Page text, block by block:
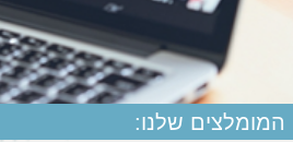
המומלצים שלנו: